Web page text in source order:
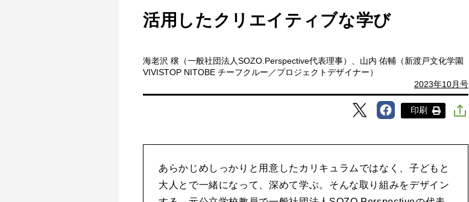
活用したクリエイティブな学び
海老沢 穣（一般社団法人SOZO.Perspective代表理事）、山内 佑輔（新渡戸文化学園
VIVISTOP NITOBE チーフクルー／プロジェクトデザイナー）
2023年10月号
印刷
あらかじめしっかりと用意したカリキュラムではなく、子どもと
大人とで一緒になって、深めて学ぶ。そんな取り組みをデザイン